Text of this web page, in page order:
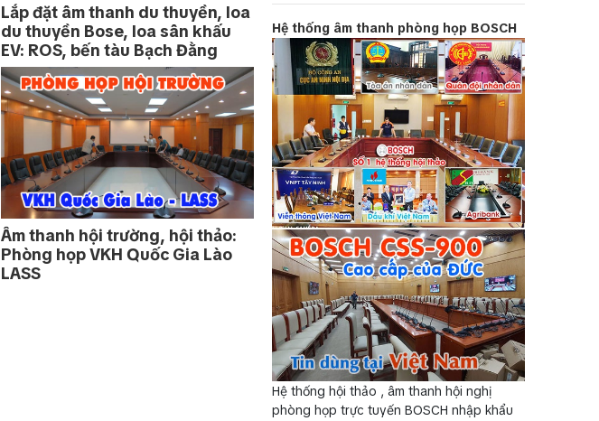
Lắp đặt âm thanh du thuyền, loa
du thuyền Bose, loa sân khấu
EV: ROS, bến tàu Bạch Đằng
Âm thanh hội trường, hội thảo:
Phòng họp VKH Quốc Gia Lào
LASS
Hệ thống âm thanh phòng họp BOSCH
Hệ thống hội thảo , âm thanh hội nghị
phòng họp trực tuyến BOSCH nhập khẩu